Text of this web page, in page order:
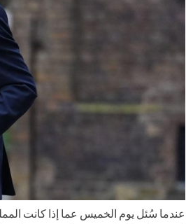
عندما سُئل يوم الخميس عما إذا كانت